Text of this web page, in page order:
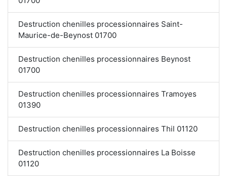
Destruction chenilles processionnaires Saint-
Maurice-de-Beynost 01700
Destruction chenilles processionnaires Beynost
01700
Destruction chenilles processionnaires Tramoyes
01390
Destruction chenilles processionnaires Thil 01120
Destruction chenilles processionnaires La Boisse
01120